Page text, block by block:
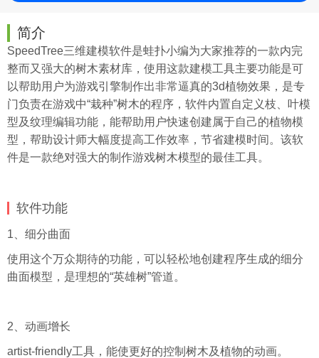
简介
SpeedTree三维建模软件是蛙扑小编为大家推荐的一款内完
整而又强大的树木素材库，使用这款建模工具主要功能是可
以帮助用户为游戏引擎制作出非常逼真的3d植物效果，是专
门负责在游戏中“栽种”树木的程序，软件内置自定义枝、叶模
型及纹理编辑功能，能帮助用户快速创建属于自己的植物模
型，帮助设计师大幅度提高工作效率，节省建模时间。该软
件是一款绝对强大的制作游戏树木模型的最佳工具。
软件功能
1、细分曲面
使用这个万众期待的功能，可以轻松地创建程序生成的细分
曲面模型，是理想的“英雄树”管道。
2、动画增长
artist-friendly工具，能使更好的控制树木及植物的动画。